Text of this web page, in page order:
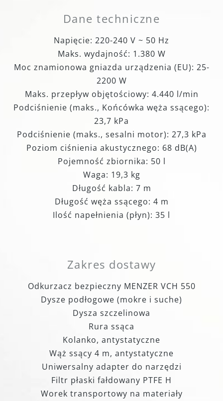
Dane techniczne
Napięcie: 220-240 V ~ 50 Hz
Maks. wydajność: 1.380 W
Moc znamionowa gniazda urządzenia (EU): 25-
2200 W
Maks. przepływ objętościowy: 4.440 l/min
Podciśnienie (maks., Końcówka węża ssącego):
23,7 kPa
Podciśnienie (maks., sesalni motor): 27,3 kPa
Poziom ciśnienia akustycznego: 68 dB(A)
Pojemność zbiornika: 50 l
Waga: 19,3 kg
Długość kabla: 7 m
Długość węża ssącego: 4 m
Ilość napełnienia (płyn): 35 l
Zakres dostawy
Odkurzacz bezpieczny MENZER VCH 550
Dysze podłogowe (mokre i suche)
Dysza szczelinowa
Rura ssąca
Kolanko, antystatyczne
Wąż ssący 4 m, antystatyczne
Uniwersalny adapter do narzędzi
Filtr płaski fałdowany PTFE H
Worek transportowy na materiały